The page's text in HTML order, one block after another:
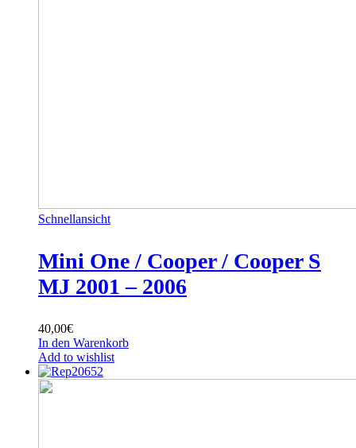
Schnellansicht
Mini One / Cooper / Cooper S
MJ 2001 – 2006
40,00€
In den Warenkorb
Add to wishlist